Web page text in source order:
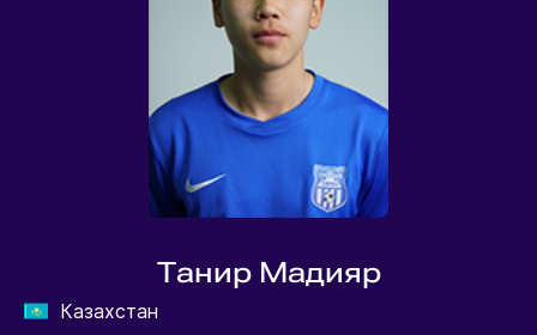
Танир Мадияр
Казахстан